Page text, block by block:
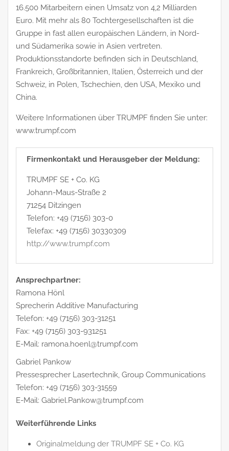
16.500 Mitarbeitern einen Umsatz von 4,2 Milliarden
Euro. Mit mehr als 80 Tochtergesellschaften ist die
Gruppe in fast allen europäischen Ländern, in Nord-
und Südamerika sowie in Asien vertreten.
Produktionsstandorte befinden sich in Deutschland,
Frankreich, Großbritannien, Italien, Österreich und der
Schweiz, in Polen, Tschechien, den USA, Mexiko und
China.
Weitere Informationen über TRUMPF finden Sie unter:
www.trumpf.com
Firmenkontakt und Herausgeber der Meldung:
TRUMPF SE + Co. KG
Johann-Maus-Straße 2
71254 Ditzingen
Telefon: +49 (7156) 303-0
Telefax: +49 (7156) 30330309
http://www.trumpf.com
Ansprechpartner:
Ramona Hönl
Sprecherin Additive Manufacturing
Telefon: +49 (7156) 303-31251
Fax: +49 (7156) 303-931251
E-Mail: ramona.hoenl@trumpf.com
Gabriel Pankow
Pressesprecher Lasertechnik, Group Communications
Telefon: +49 (7156) 303-31559
E-Mail: Gabriel.Pankow@trumpf.com
Weiterführende Links
Originalmeldung der TRUMPF SE + Co. KG